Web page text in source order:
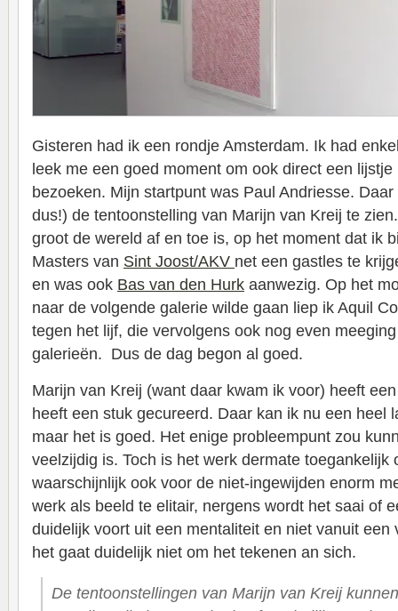
Gisteren had ik een rondje Amsterdam. Ik had
leek me een goed moment om ook direct een
bezoeken. Mijn startpunt was Paul Andriesse.
dus!) de tentoonstelling van Marijn van Kreij te
groot de wereld af en toe is, op het moment dat ik
Masters van Sint Joost/AKV net een gastles te
en was ook Bas van den Hurk aanwezig. Op het
naar de volgende galerie wilde gaan liep ik Aquil
tegen het lijf, die vervolgens ook nog even
galerieën. Dus de dag begon al goed.
Marijn van Kreij (want daar kwam ik voor) heeft
heeft een stuk gecureerd. Daar kan ik nu een heel
maar het is goed. Het enige probleempunt zou
veelzijdig is. Toch is het werk dermate toegankelijk
waarschijnlijk ook voor de niet-ingewijden enorm
werk als beeld te elitair, nergens wordt het saai of
duidelijk voort uit een mentaliteit en niet vanuit een
het gaat duidelijk niet om het tekenen an sich.
De tentoonstellingen van Marijn van Kreij